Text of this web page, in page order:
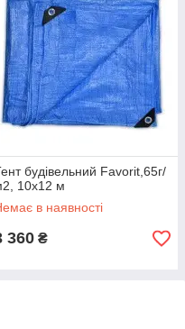
будівельний Favorit,65г/
10х12 м
в наявності
360 ₴